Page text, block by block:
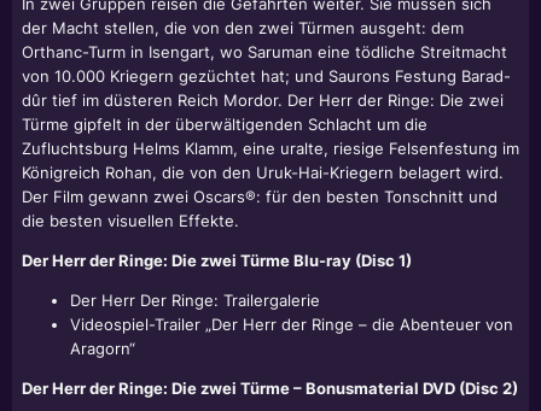
der Macht stellen, die von den zwei Türmen ausgeht: dem
Orthanc-Turm in Isengart, wo Saruman eine tödliche Streitmacht
von 10.000 Kriegern gezüchtet hat; und Saurons Festung Barad-
dûr tief im düsteren Reich Mordor. Der Herr der Ringe: Die zwei
Türme gipfelt in der überwältigenden Schlacht um die
Zufluchtsburg Helms Klamm, eine uralte, riesige Felsenfestung im
Königreich Rohan, die von den Uruk-Hai-Kriegern belagert wird.
Der Film gewann zwei Oscars®: für den besten Tonschnitt und
die besten visuellen Effekte.
Der Herr der Ringe: Die zwei Türme Blu-ray (Disc 1)
Der Herr Der Ringe: Trailergalerie
Videospiel-Trailer „Der Herr der Ringe – die Abenteuer von
Aragorn“
Der Herr der Ringe: Die zwei Türme – Bonusmaterial DVD (Disc 2)